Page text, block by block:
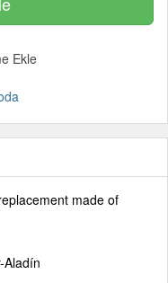
Ekle
made of
Aladín